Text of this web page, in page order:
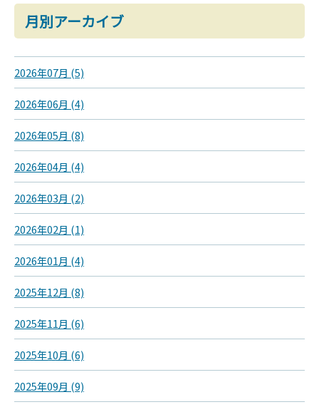
月別アーカイブ
2026年07月 (5)
2026年06月 (4)
2026年05月 (8)
2026年04月 (4)
2026年03月 (2)
2026年02月 (1)
2026年01月 (4)
2025年12月 (8)
2025年11月 (6)
2025年10月 (6)
2025年09月 (9)